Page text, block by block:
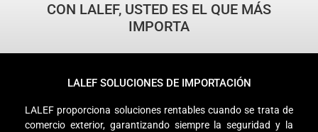
CON LALEF, USTED ES EL QUE MÁS
IMPORTA
LALEF SOLUCIONES DE IMPORTACIÓN
LALEF proporciona soluciones rentables cuando se trata de
comercio exterior, garantizando siempre la seguridad y la